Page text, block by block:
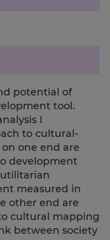
potential of
tool.
I
to cultural-
one end are
development
measured in
other end are
cultural mapping
between society